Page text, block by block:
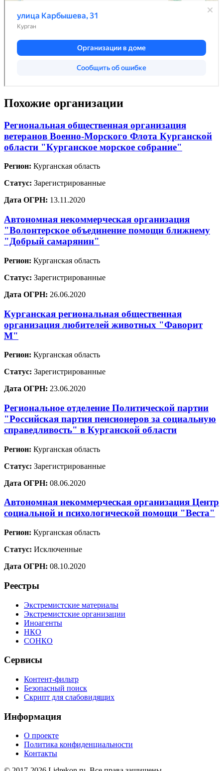
Похожие организации
Региональная общественная организация
ветеранов Военно-Морского Флота Курганской
области "Курганское морское собрание"
Регион: Курганская область
Статус: Зарегистрированные
Дата ОГРН: 13.11.2020
Автономная некоммерческая организация
"Волонтерское объединение помощи ближнему
"Добрый самарянин"
Регион: Курганская область
Статус: Зарегистрированные
Дата ОГРН: 26.06.2020
Курганская региональная общественная
организация любителей животных "Фаворит
М"
Регион: Курганская область
Статус: Зарегистрированные
Дата ОГРН: 23.06.2020
Региональное отделение Политической партии
"Российская партия пенсионеров за социальную
справедливость" в Курганской области
Регион: Курганская область
Статус: Зарегистрированные
Дата ОГРН: 08.06.2020
Автономная некоммерческая организация Центр
социальной и психологической помощи "Веста"
Регион: Курганская область
Статус: Исключенные
Дата ОГРН: 08.10.2020
Реестры
Экстремистские материалы
Экстремистские организации
Иноагенты
НКО
СОНКО
Сервисы
Контент-фильтр
Безопасный поиск
Скрипт для слабовидящих
Информация
О проекте
Политика конфиденциальности
Контакты